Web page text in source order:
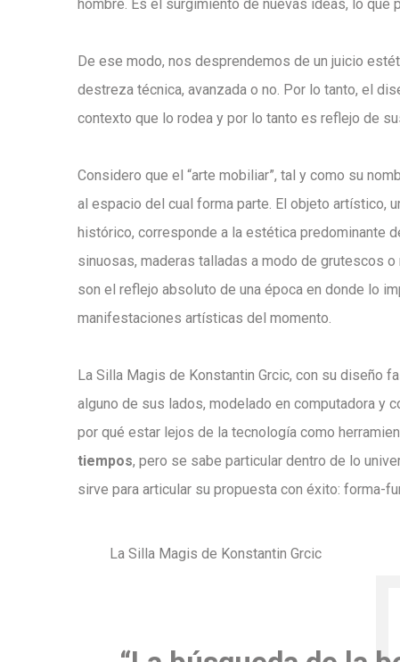
hombre. Es el surgimiento de nuevas ideas, lo
De ese modo, nos desprendemos de un juicio
destreza técnica, avanzada o no. Por lo tanto, el
contexto que lo rodea y por lo tanto es reflejo de
Considero que el “arte mobiliar”, tal y como su
al espacio del cual forma parte. El objeto artístico,
histórico, corresponde a la estética predominante
sinuosas, maderas talladas a modo de grutescos
son el reflejo absoluto de una época en donde lo
manifestaciones artísticas del momento.
La Silla Magis de Konstantin Grcic, con su diseño
alguno de sus lados, modelado en computadora y
por qué estar lejos de la tecnología como
tiempos, pero se sabe particular dentro de lo
sirve para articular su propuesta con éxito: forma-
La Silla Magis de Konstantin Grcic